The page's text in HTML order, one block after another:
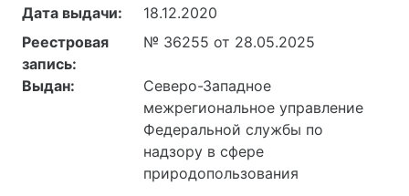
Дата выдачи:
18.12.2020
Реестровая
запись:
№ 36255 от 28.05.2025
Выдан:
Северо-Западное
межрегиональное управление
Федеральной службы по
надзору в сфере
природопользования